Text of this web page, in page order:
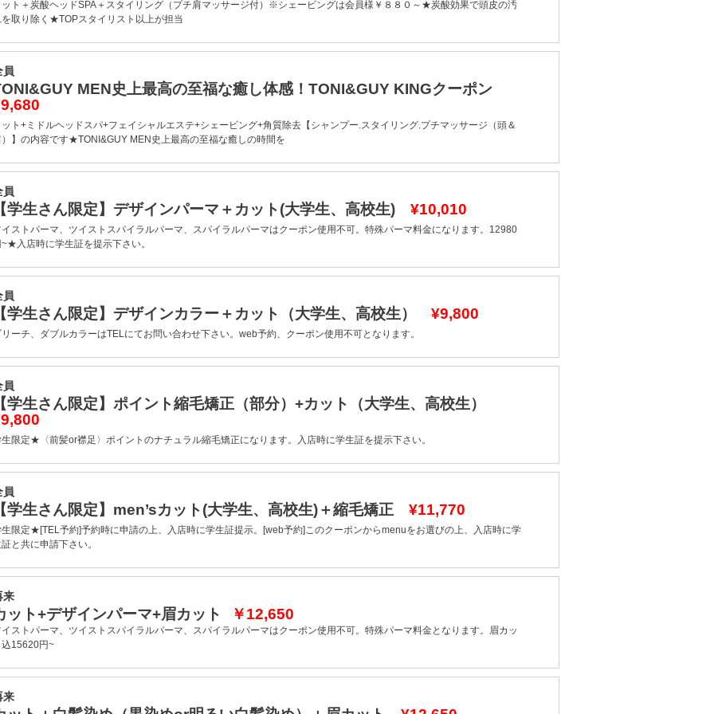
ット＋炭酸ヘッドSPA＋スタイリング（プチ肩マッサージ付）※シェービングは会員様￥８８０～★炭酸効果で頭皮の汚
を取り除く★TOPスタイリスト以上が担当
員
MEN史上最高の至福な癒し体感！TONI&GUY KINGクーポン
ト+ミドルヘッドスパ+フェイシャルエステ+シェービング+角質除去【シャンプー.スタイリング.プチマッサージ（頭＆
）】の内容です★TONI&GUY MEN史上最高の至福な癒しの時間を
員
学生さん限定】デザインパーマ＋カット(大学生、高校生) ¥10,010
ストパーマ、ツイストスパイラルパーマ、スパイラルパーマはクーポン使用不可。特殊パーマ料金になります。12980
入店時に学生証を提示下さい。
員
学生さん限定】デザインカラー＋カット（大学生、高校生） ¥9,800
ーチ、ダブルカラーはTELにてお問い合わせ下さい。web予約、クーポン使用不可となります。
員
学生さん限定】ポイント縮毛矯正（部分）+カット（大学生、高校生）
限定★〈前髪or襟足〉ポイントのナチュラル縮毛矯正になります。入店時に学生証を提示下さい。
員
学生さん限定】men’sカット(大学生、高校生)＋縮毛矯正 ¥11,770
生限定★[TEL予約]予約時に申請の上、入店時に学生証提示。[web予約]このクーポンからmenuをお選びの上、入店時に学
と共に申請下さい。
来
ット+デザインパーマ+眉カット ￥12,650
ストパーマ、ツイストスパイラルパーマ、スパイラルパーマはクーポン使用不可。特殊パーマ料金となります。眉カッ
込15620円~
来